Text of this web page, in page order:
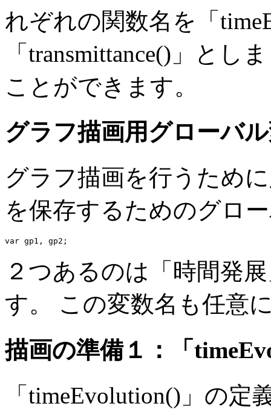
れぞれの関数名を「
「transmittance()」とし
ことができます。
グラフ描画用グローバ
グラフ描画を行うため
を保存するためのグロ
２つあるのは「時間発
す。 この変数名も任意
描画の準備１：「
「timeEvolution()」の定